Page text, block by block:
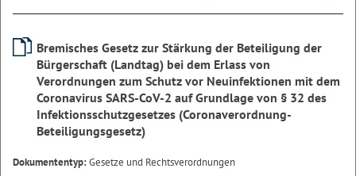
Bremisches Gesetz zur Stärkung der Beteiligung der
Bürgerschaft (Landtag) bei dem Erlass von
Verordnungen zum Schutz vor Neuinfektionen mit dem
Coronavirus SARS-CoV-2 auf Grundlage von § 32 des
Infektionsschutzgesetzes (Coronaverordnung-
Beteiligungsgesetz)
Dokumententyp:Gesetze und Rechtsverordnungen